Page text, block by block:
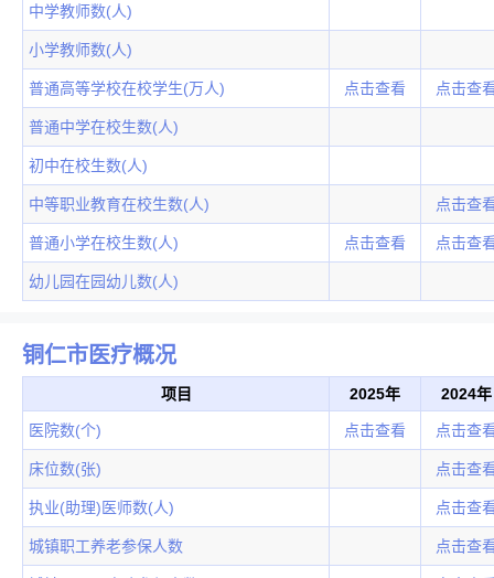
中学教师数(人)
小学教师数(人)
普通高等学校在校学生(万人) 点击查看 点击查
普通中学在校生数(人)
初中在校生数(人)
中等职业教育在校生数(人) 点击查
普通小学在校生数(人) 点击查看 点击查
幼儿园在园幼儿数(人)
铜仁市医疗概况
项目 2025年 2024年
医院数(个) 点击查看 点击查
床位数(张) 点击查
执业(助理)医师数(人) 点击查
城镇职工养老参保人数 点击查